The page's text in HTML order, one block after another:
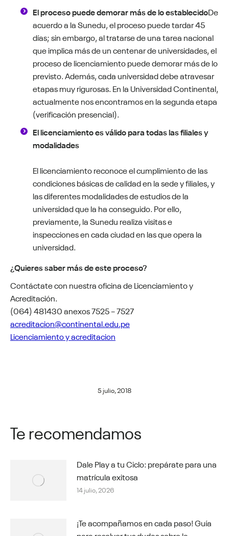
El proceso puede demorar más de lo establecidoDe
acuerdo a la Sunedu, el proceso puede tardar 45
días; sin embargo, al tratarse de una tarea nacional
que implica más de un centenar de universidades, el
proceso de licenciamiento puede demorar más de lo
previsto. Además, cada universidad debe atravesar
etapas muy rigurosas. En la Universidad Continental,
actualmente nos encontramos en la segunda etapa
(verificación presencial).
El licenciamiento es válido para todas las filiales y
modalidades
El licenciamiento reconoce el cumplimiento de las
condiciones básicas de calidad en la sede y filiales, y
las diferentes modalidades de estudios de la
universidad que la ha conseguido. Por ello,
previamente, la Sunedu realiza visitas e
inspecciones en cada ciudad en las que opera la
universidad.
¿Quieres saber más de este proceso?
Contáctate con nuestra oficina de Licenciamiento y
Acreditación.
(064) 481430 anexos 7525 – 7527
acreditacion@continental.edu.pe
Licenciamiento y acreditacion
5 julio, 2018
Te recomendamos
Dale Play a tu Ciclo: prepárate para una
matrícula exitosa
14 julio, 2026
¡Te acompañamos en cada paso! Guía